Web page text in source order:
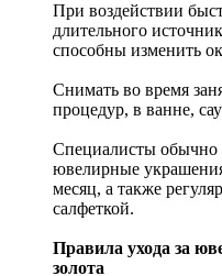
При воздействии
длительного
способны изменить
Снимать во время
процедур, в ванне,
Специалисты обычно
ювелирные
месяц, а также
салфеткой.
Правила ухода за
золота